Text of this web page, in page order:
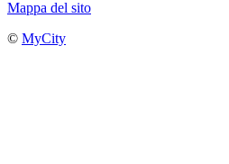
Mappa del sito
© MyCity